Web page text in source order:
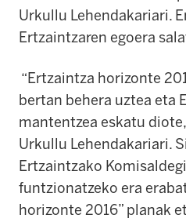
Urkullu Lehendakariari.
Ertzaintzaren egoera
“Ertzaintza horizonte
bertan behera uztea eta
mantentzea eskatu
Urkullu Lehendakariari.
Ertzaintzako
funtzionatzeko era
horizonte 2016” planak